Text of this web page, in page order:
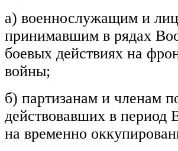
а) военнослужащим и
принимавшим в рядах
боевых действиях на
войны;
б) партизанам и членам
действовавших в период
на временно